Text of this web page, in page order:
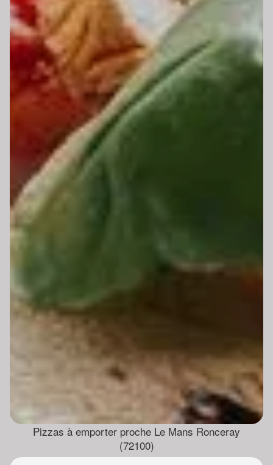
Pizzas à emporter proche Le Mans Ronceray
(72100)